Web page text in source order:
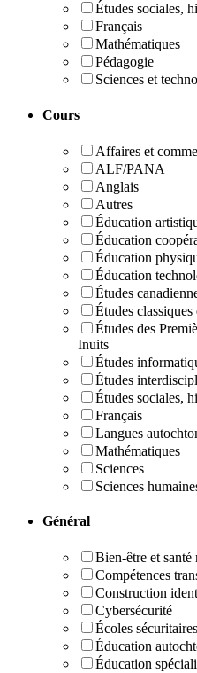
Études sociales,
Français
Mathématiques
Pédagogie
Sciences et
Cours
Affaires et
ALF/PANA
Anglais
Autres
Éducation
Éducation
Éducation
Éducation
Études
Études
Études des
Inuits
Études
Études
Études sociales,
Français
Langues
Mathématiques
Sciences
Sciences
Général
Bien-être et santé
Compétences
Construction
Cybersécurité
Écoles
Éducation
Éducation